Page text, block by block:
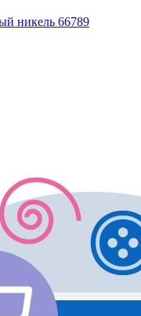
никель 66789